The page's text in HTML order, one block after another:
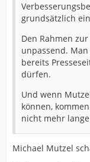
grundsätzlich
Den Rahmen
unpassend.
bereits
dürfen.
Und wenn
können,
nicht mehr
Michael Mutzel